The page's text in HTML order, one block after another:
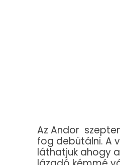
Az Andor
fog debütálni. A
láthatjuk ahogy